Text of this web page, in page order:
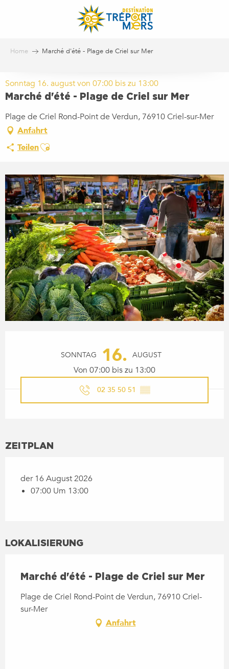
Home Marché d'été - Plage de Criel sur Mer
Sonntag 16. august von 07:00 bis zu 13:00
Marché d'été - Plage de Criel sur Mer
Plage de Criel Rond-Point de Verdun, 76910 Criel-sur-Mer
Anfahrt
TeilenAjouter aux favoris
SONNTAG 16. AUGUST
Von 07:00 bis zu 13:00
02 35 50 51 ▒▒
ZEITPLAN
der 16 August 2026
07:00 Um 13:00
LOKALISIERUNG
Marché d'été - Plage de Criel sur Mer
Plage de Criel Rond-Point de Verdun, 76910 Criel-
sur-Mer
Anfahrt